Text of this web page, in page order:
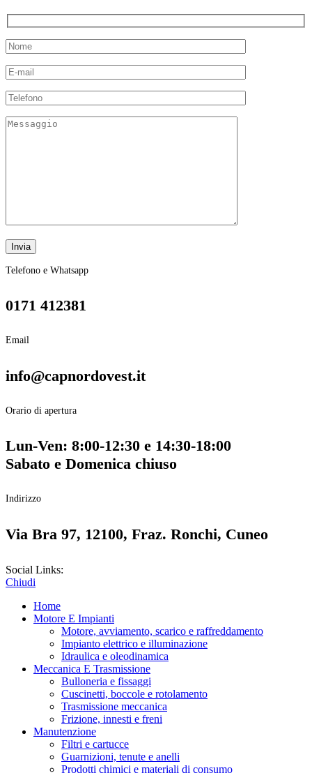
Telefono e Whatsapp
0171 412381
Email
info@capnordovest.it
Orario di apertura
Lun-Ven: 8:00-12:30 e 14:30-18:00
Sabato e Domenica chiuso
Indirizzo
Via Bra 97, 12100, Fraz. Ronchi, Cuneo
Social Links:
Chiudi
Home
Motore E Impianti
Motore, avviamento, scarico e raffreddamento
Impianto elettrico e illuminazione
Idraulica e oleodinamica
Meccanica E Trasmissione
Bulloneria e fissaggi
Cuscinetti, boccole e rotolamento
Trasmissione meccanica
Frizione, innesti e freni
Manutenzione
Filtri e cartucce
Guarnizioni, tenute e anelli
Prodotti chimici e materiali di consumo